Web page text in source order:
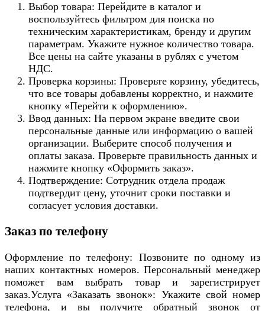
Выбор товара: Перейдите в каталог и
воспользуйтесь фильтром для поиска по
техническим характеристикам, бренду и другим
параметрам. Укажите нужное количество товара.
Все цены на сайте указаны в рублях с учетом
НДС.
Проверка корзины: Проверьте корзину, убедитесь,
что все товары добавлены корректно, и нажмите
кнопку «Перейти к оформлению».
Ввод данных: На первом экране введите свои
персональные данные или информацию о вашей
организации. Выберите способ получения и
оплаты заказа. Проверьте правильность данных и
нажмите кнопку «Оформить заказ».
Подтверждение: Сотрудник отдела продаж
подтвердит цену, уточнит сроки поставки и
согласует условия доставки.
Заказ по телефону
Оформление по телефону: Позвоните по одному из
наших контактных номеров. Персональный менеджер
поможет вам выбрать товар и зарегистрирует
заказ.Услуга «Заказать звонок»: Укажите свой номер
телефона, и вы получите обратный звонок от